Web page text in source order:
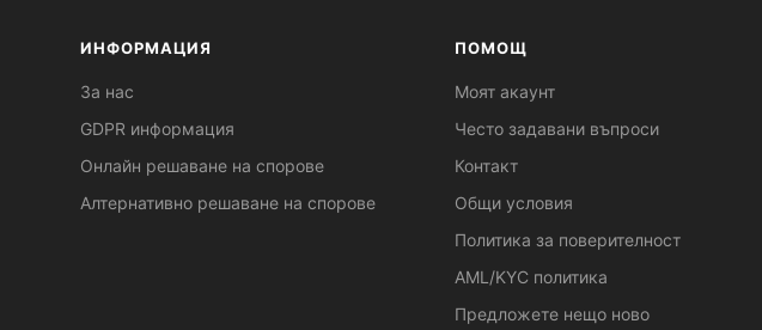
ИНФОРМАЦИЯ
За нас
GDPR информация
Онлайн решаване на спорове
Алтернативно решаване на спорове
ПОМОЩ
Моят акаунт
Често задавани въпроси
Контакт
Общи условия
Политика за поверителност
AML/KYC политика
Предложете нещо ново